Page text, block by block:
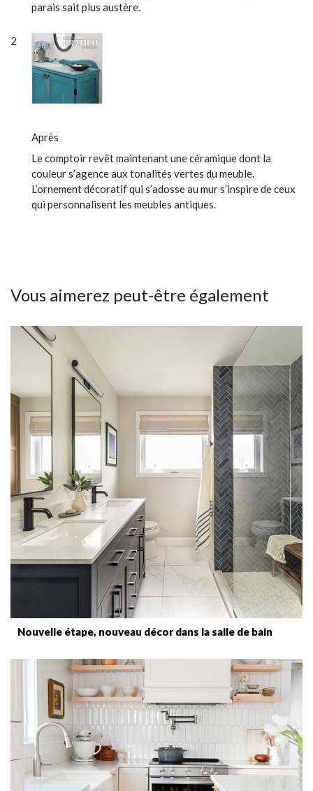
parais sait plus austère.
Après
Le comptoir revêt maintenant une céramique dont la
couleur s’agence aux tonalités vertes du meuble.
L’ornement décoratif qui s’adosse au mur s’inspire de ceux
qui personnalisent les meubles antiques.
Vous aimerez peut-être également
Nouvelle étape, nouveau décor dans la salle de bain